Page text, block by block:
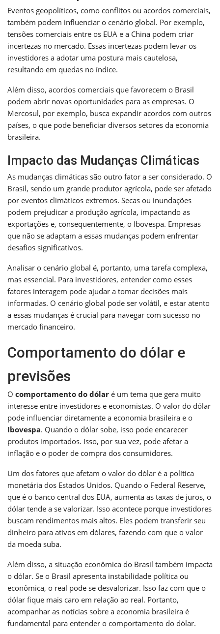
Eventos geopolíticos, como conflitos ou acordos comerciais,
também podem influenciar o cenário global. Por exemplo,
tensões comerciais entre os EUA e a China podem criar
incertezas no mercado. Essas incertezas podem levar os
investidores a adotar uma postura mais cautelosa,
resultando em quedas no índice.
Além disso, acordos comerciais que favorecem o Brasil
podem abrir novas oportunidades para as empresas. O
Mercosul, por exemplo, busca expandir acordos com outros
países, o que pode beneficiar diversos setores da economia
brasileira.
Impacto das Mudanças Climáticas
As mudanças climáticas são outro fator a ser considerado. O
Brasil, sendo um grande produtor agrícola, pode ser afetado
por eventos climáticos extremos. Secas ou inundações
podem prejudicar a produção agrícola, impactando as
exportações e, consequentemente, o Ibovespa. Empresas
que não se adaptam a essas mudanças podem enfrentar
desafios significativos.
Analisar o cenário global é, portanto, uma tarefa complexa,
mas essencial. Para investidores, entender como esses
fatores interagem pode ajudar a tomar decisões mais
informadas. O cenário global pode ser volátil, e estar atento
a essas mudanças é crucial para navegar com sucesso no
mercado financeiro.
Comportamento do dólar e
previsões
O comportamento do dólar é um tema que gera muito
interesse entre investidores e economistas. O valor do dólar
pode influenciar diretamente a economia brasileira e o
Ibovespa. Quando o dólar sobe, isso pode encarecer
produtos importados. Isso, por sua vez, pode afetar a
inflação e o poder de compra dos consumidores.
Um dos fatores que afetam o valor do dólar é a política
monetária dos Estados Unidos. Quando o Federal Reserve,
que é o banco central dos EUA, aumenta as taxas de juros, o
dólar tende a se valorizar. Isso acontece porque investidores
buscam rendimentos mais altos. Eles podem transferir seu
dinheiro para ativos em dólares, fazendo com que o valor
da moeda suba.
Além disso, a situação econômica do Brasil também impacta
o dólar. Se o Brasil apresenta instabilidade política ou
econômica, o real pode se desvalorizar. Isso faz com que o
dólar fique mais caro em relação ao real. Portanto,
acompanhar as notícias sobre a economia brasileira é
fundamental para entender o comportamento do dólar.